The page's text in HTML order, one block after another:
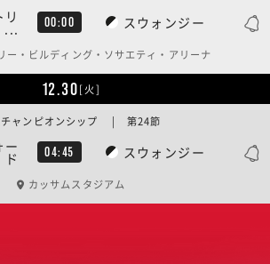
00:00 スウォンジー
ー・ビルディング・ソサエティ・アリーナ
12.30[火]
ー
ド 04:45 スウォンジー
チャンピオンシップ | 第24節
カッサムスタジアム